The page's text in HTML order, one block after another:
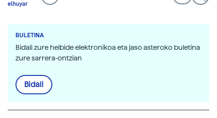
BULETINA
Bidali zure helbide elektronikoa eta jaso asteroko buletina
zure sarrera-ontzian
Bidali